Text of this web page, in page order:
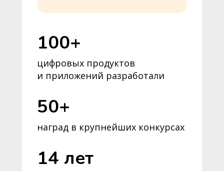
14 лет
50+
наград в крупнейших конкурсах
цифровых продуктов
и приложений разработали
100+